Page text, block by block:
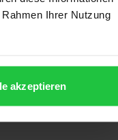
Ihrer Nutzung
akzeptieren